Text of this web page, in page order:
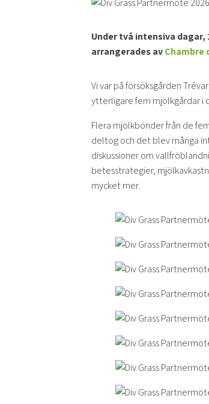
Under två intensiva
arrangerades avChambre
Vi var på försöksgården
ytterligare fem mjölkgårdar i
Flera mjölkbönder från de
deltog och det blev många
diskussioner om
betesstrategier,
mycket mer.